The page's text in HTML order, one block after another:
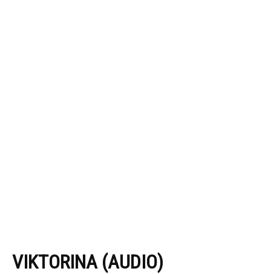
VIKTORINA (AUDIO)